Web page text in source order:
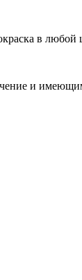
в любой
и